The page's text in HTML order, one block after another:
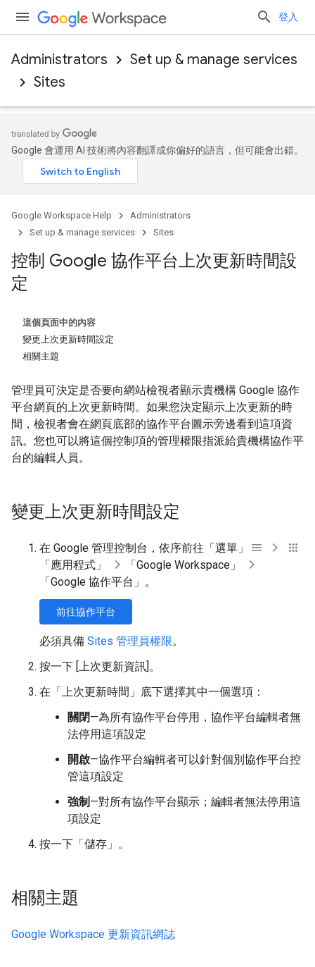
登入
Administrators
Set up & manage services
Sites
Google 會運用 AI 技術將內容翻譯成你偏好的語言，但可能會出錯。
Google Workspace Help
Administrators
Set up & manage services
Sites
控制 Google 協作平台上次更新時間設
定
這個頁面中的內容
變更上次更新時間設定
相關主題
管理員可決定是否要向網站檢視者顯示貴機構 Google 協作
平台網頁的上次更新時間。如果您決定顯示上次更新的時
間，檢視者會在網頁底部的協作平台圖示旁邊看到這項資
訊。您也可以將這個控制項的管理權限指派給貴機構協作平
台的編輯人員。
變更上次更新時間設定
在 Google 管理控制台，依序前往「選單」
「應用程式」
「Google Workspace」
「Google 協作平台」 。
前往協作平台
必須具備 Sites 管理員權限。
按一下 [上次更新資訊]。
在「上次更新時間」底下選擇其中一個選項：
關閉—為所有協作平台停用，協作平台編輯者無
法停用這項設定
開啟—協作平台編輯者可以針對個別協作平台控
管這項設定
強制 —對所有協作平台顯示；編輯者無法停用這
項設定
按一下「儲存」 。
相關主題
Google Workspace 更新資訊網誌